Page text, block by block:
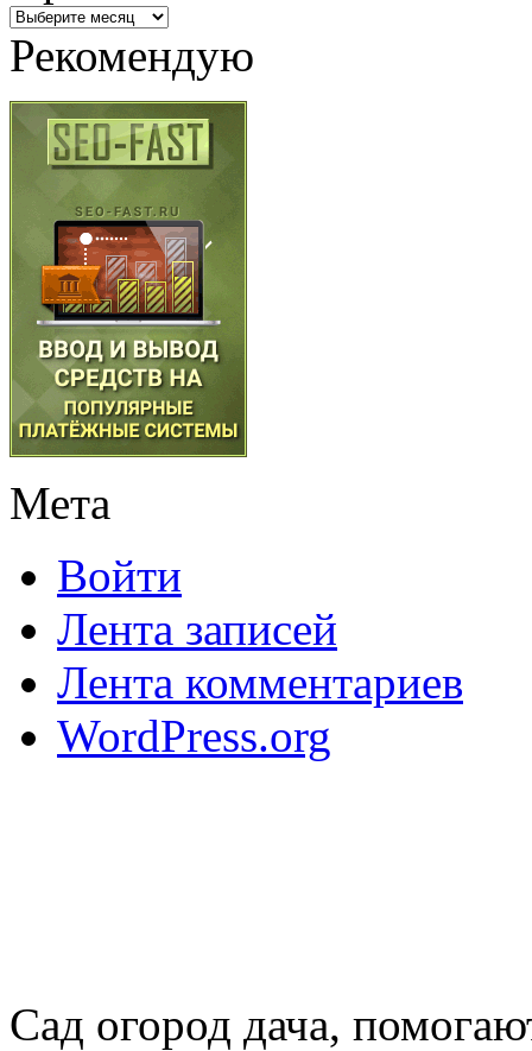
Архивы
Рекомендую
Мета
Войти
Лента записей
Лента комментариев
WordPress.org
Сад огород дача,